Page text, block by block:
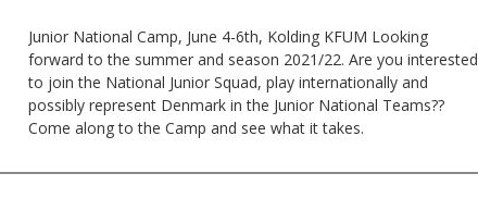
Junior National Camp, June 4-6th, Kolding KFUM Looking
forward to the summer and season 2021/22. Are you interested
to join the National Junior Squad, play internationally and
possibly represent Denmark in the Junior National Teams??
Come along to the Camp and see what it takes.